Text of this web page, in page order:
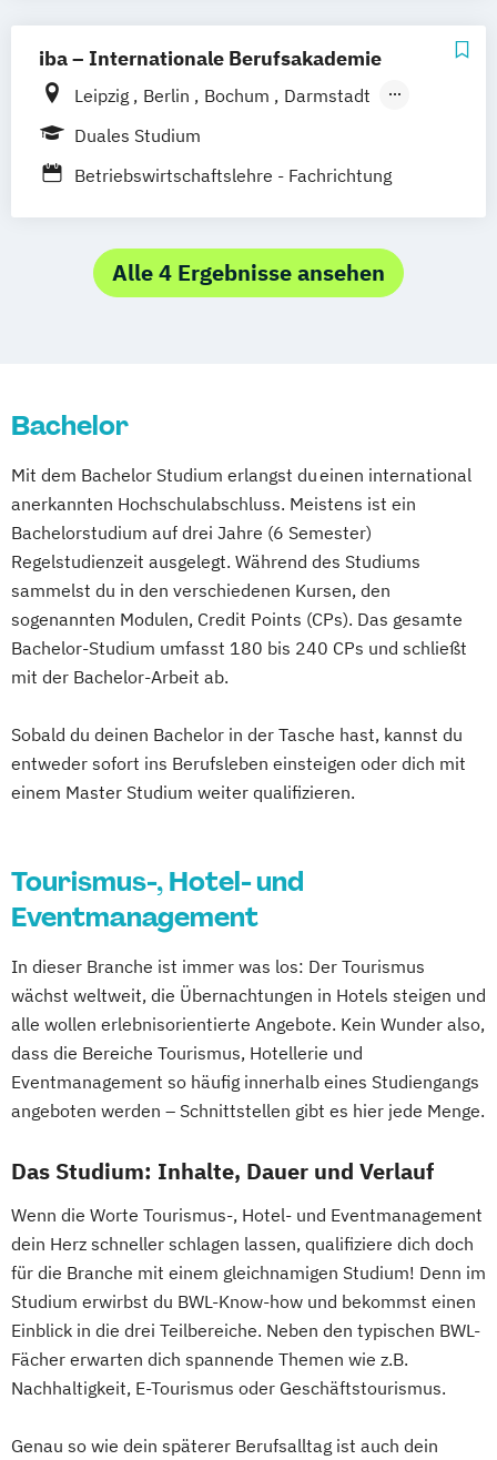
Ludwigshafen/Diez München Nürnberg
Online-Fernstudium Regensburg Stade
Stuttgart Köln
Dresden
iba – Internationale Berufsakademie
Leipzig Berlin Bochum
Darmstadt
Erfurt
Hamburg
Online-Campus
Duales Studium
Betriebswirtschaftslehre - Fachrichtung
Alle 4 Ergebnisse ansehen
Bachelor
Mit dem Bachelor Studium erlangst du einen international
anerkannten Hochschulabschluss. Meistens ist ein
Bachelorstudium auf drei Jahre (6 Semester)
Regelstudienzeit ausgelegt. Während des Studiums
sammelst du in den verschiedenen Kursen, den
sogenannten Modulen, Credit Points (CPs). Das gesamte
Bachelor-Studium umfasst 180 bis 240 CPs und schließt
mit der Bachelor-Arbeit ab.
Sobald du deinen Bachelor in der Tasche hast, kannst du
entweder sofort ins Berufsleben einsteigen oder dich mit
einem Master Studium weiter qualifizieren.
Tourismus-, Hotel- und
Eventmanagement
In dieser Branche ist immer was los: Der Tourismus
wächst weltweit, die Übernachtungen in Hotels steigen und
alle wollen erlebnisorientierte Angebote. Kein Wunder also,
dass die Bereiche Tourismus, Hotellerie und
Eventmanagement so häufig innerhalb eines Studiengangs
angeboten werden – Schnittstellen gibt es hier jede Menge.
Das Studium: Inhalte, Dauer und Verlauf
Wenn die Worte Tourismus-, Hotel- und Eventmanagement
dein Herz schneller schlagen lassen, qualifiziere dich doch
für die Branche mit einem gleichnamigen Studium! Denn im
Studium erwirbst du BWL-Know-how und bekommst einen
Einblick in die drei Teilbereiche. Neben den typischen BWL-
Fächer erwarten dich spannende Themen wie z.B.
Nachhaltigkeit, E-Tourismus oder Geschäftstourismus.
Genau so wie dein späterer Berufsalltag ist auch dein